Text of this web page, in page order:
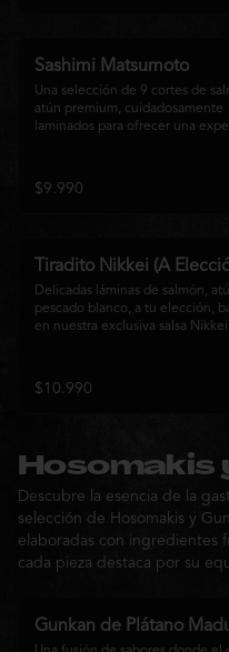
Sashimi Matsumoto
Una selección de 9 cortes de
atún premium, cuidadosamente
laminados para ofrecer una
$9.990
Tiradito Nikkei (A
Delicadas láminas de salmón,
pescado blanco, a tu elección,
en nuestra exclusiva salsa
palta, cebolla morada, ají fresco,
sésamo, ofreciendo una
$10.990
Hosomakis
Descubre la esencia de la
selección de Hosomakis y
elaboradas con ingredientes
cada pieza destaca por su
Gunkan de Plátano